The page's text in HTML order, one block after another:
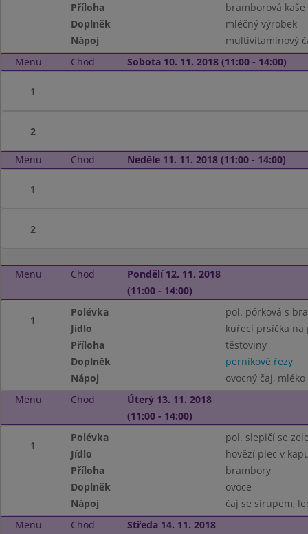
Příloha
bramborová kaše
Doplněk
mléčný výrobek
Nápoj
multivitamínový
Menu
Chod Sobota 10. 11. 2018 (11:00 - 14:00)
1
2
Menu Chod Neděle 11. 11. 2018 (11:00 - 14:00)
1
2
Menu Chod
Pondělí 12. 11. 2018
(11:00 - 14:00)
1
Polévka
pol. pórková s
Jídlo
kuřecí prsíčka na
Příloha
těstoviny
Doplněk
perníkové řezy
Nápoj
ovocný čaj, mléko
Menu
Chod
Úterý 13. 11. 2018
(11:00 - 14:00)
1
Polévka
pol. slepičí se
Jídlo
hovězí plec v
Příloha
brambory
Doplněk
ovoce
Nápoj
čaj se sirupem,
Menu
Chod
Středa 14. 11. 2018